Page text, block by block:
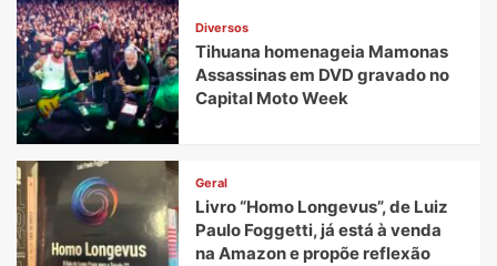
Diversos
Tihuana homenageia Mamonas
Assassinas em DVD gravado no
Capital Moto Week
Geral
Livro “Homo Longevus”, de Luiz
Paulo Foggetti, já está à venda
na Amazon e propõe reflexão